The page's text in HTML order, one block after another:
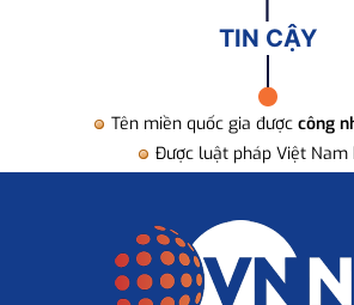
TIN CẬY
Tên miền quốc gia được công
Được luật pháp Việt Nam